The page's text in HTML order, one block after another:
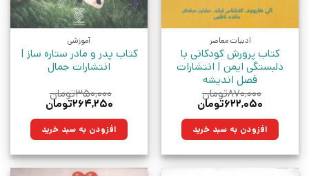
ادبیات معاصر
کتاب پرورش کودکانی با
دلبستگی ایمن | انتشارات
فصل اندیشه
۸۷۰,۰۰۰تومان
قیمت
۸۷۰,۰۰۰تومان
بود.
۶۲۲,۰۵۰تومان
۶۲۲,۰۵۰تومان.افزودن به سبد خرید
آموزشی
کتاب پدر و مادر ستاره ساز |
انتشارات جمال
۳۵۰,۰۰۰تومان
قیمت
۳۵۰,۰۰۰تومان
بود.
۲۶۴,۲۵۰تومان
۲۶۴,۲۵۰تومان.افزودن به سبد خرید